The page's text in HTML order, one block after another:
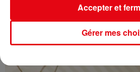
Gérer mes
Accepter et